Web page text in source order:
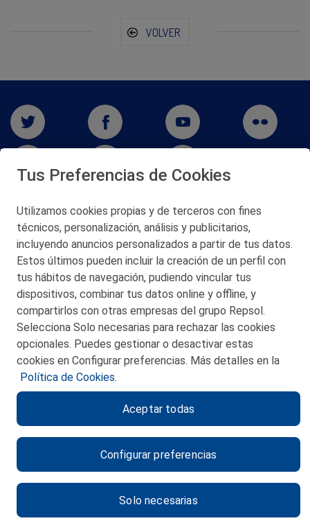
VOLVER
San Martín 5-Edificio Muñatones,
48550 Muskiz (Bizkaia)
Telf. 946 357 000
© 2026 Petronor S.A.
CONTACTO
POLITICA DE PRIVACIDAD
AVISO LEGAL
POLITICA DE COOKIES
Tus Preferencias de Cookies
Utilizamos cookies propias y de terceros con fines
técnicos, personalización, análisis y publicitarios,
incluyendo anuncios personalizados a partir de tus datos.
Estos últimos pueden incluir la creación de un perfil con
tus hábitos de navegación, pudiendo vincular tus
dispositivos, combinar tus datos online y offline, y
compartirlos con otras empresas del grupo Repsol.
Selecciona Solo necesarias para rechazar las cookies
opcionales. Puedes gestionar o desactivar estas
cookies en Configurar preferencias. Más detalles en la
Política de Cookies.
Configurar preferencias
Solo necesarias
Aceptar todas